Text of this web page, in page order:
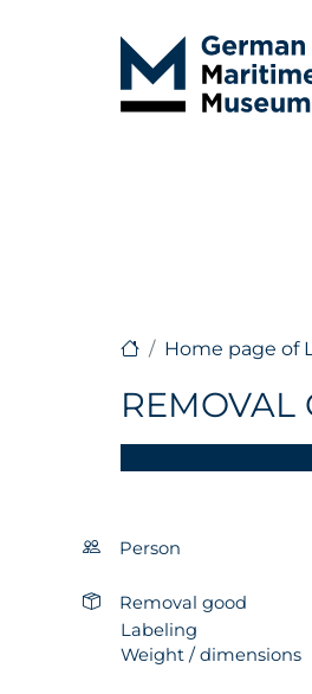
Home page of
REMOVAL
Person
Removal good
Labeling
Weight / dimensions